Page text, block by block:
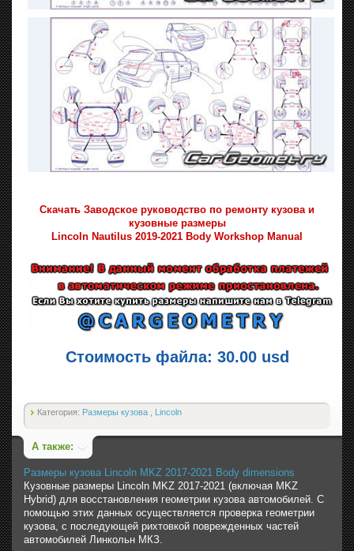
Скачать Заводское руководство по ремонту кузова и
кузовные размеры
Lincoln Nautilus 2019-2021 Body Workshop Manual
Стоимость файла: 30.00 usd
Категория: Размеры кузова , Lincoln
А также:
Размеры кузова Lincoln MKZ 2017-2021 Body dimensions
Кузовные размеры Lincoln MKZ 2017-2021 (включая MKZ
Hybrid) для восстановления геометрии кузова автомобилей. С
помощью этих данных осуществляется проверка геометрии
кузова, с последующей рихтовкой поврежденных частей
автомобилей Линкольн МКЗ.